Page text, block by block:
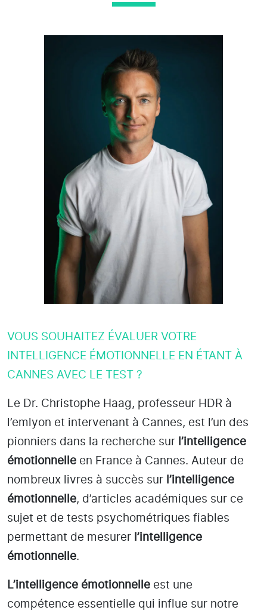
VOUS SOUHAITEZ ÉVALUER VOTRE
INTELLIGENCE ÉMOTIONNELLE EN ÉTANT À
CANNES AVEC LE TEST ?
Le Dr. Christophe Haag, professeur HDR à
l’emlyon et intervenant à Cannes, est l’un des
pionniers dans la recherche sur l’intelligence
émotionnelle en France à Cannes. Auteur de
nombreux livres à succès sur l’intelligence
émotionnelle, d’articles académiques sur ce
sujet et de tests psychométriques fiables
permettant de mesurer l’intelligence
émotionnelle.
L’intelligence émotionnelle est une
compétence essentielle qui influe sur notre